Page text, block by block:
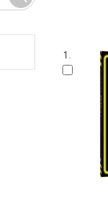
1.